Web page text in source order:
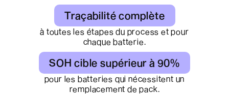
Traçabilité complète
à toutes les étapes du process et pour
chaque batterie.
SOH cible supérieur à 90%
pour les batteries qui nécessitent un
remplacement de pack.